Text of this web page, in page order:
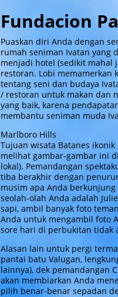
Fundacion
Puaskan diri Anda dengan
rumah seniman Ivatan yang
menjadi hotel (sedikit mahal
restoran. Lobi memamerkan
tentang seni dan budaya
/ restoran untuk makan dan
yang baik, karena
membantu seniman muda
Marlboro Hills
Tujuan wisata Batanes
melihat gambar-gambar ini
lokal). Pemandangan
tiba berakhir dengan
musim apa Anda
seolah-olah Anda adalah
sapi, ambil banyak foto
Anda untuk mengambil foto
sore hari di perbukitan tidak
Alasan lain untuk pergi
pantai batu Valugan,
lainnya), dek pemandangan
akan membiarkan Anda
pilih benar-benar sepadan